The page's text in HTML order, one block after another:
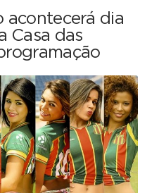
acontecerá dia
Casa das